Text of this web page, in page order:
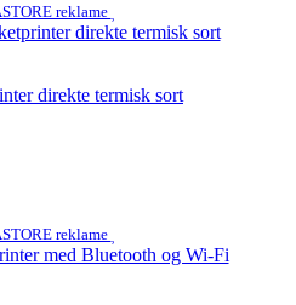
reklame
direkte termisk sort
reklame